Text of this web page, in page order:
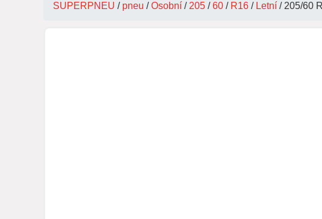
SUPERPNEU / pneu /Osobní / 205 /60 / R16 / Letní / 205/60